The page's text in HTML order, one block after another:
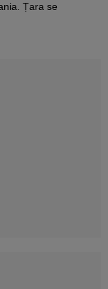
Țara se